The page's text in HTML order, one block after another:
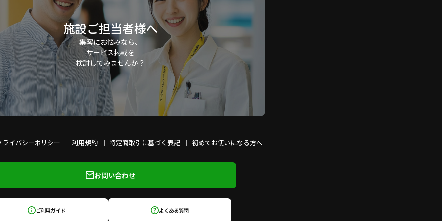
施設ご担当者様へ
集客にお悩みなら、
サービス掲載を
検討してみませんか？
ライバシーポリシー 利用規約 特定商取引に基づく表記 初めてお使いになる方へ
お問い合わせ
ご利用ガイド よくある質問